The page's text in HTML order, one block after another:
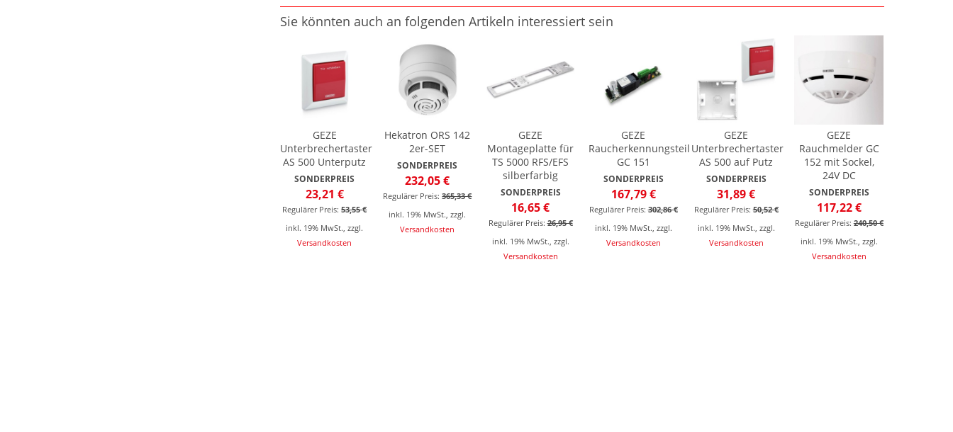
Sie könnten auch an folgenden Artikeln interessiert sein
GEZE
Unterbrechertaster
AS 500 Unterputz
SONDERPREIS
23,21 €
Regulärer Preis: 53,55 €
inkl. 19% MwSt. ,zzgl.
Versandkosten
Hekatron ORS 142
2er-SET
SONDERPREIS
232,05 €
Regulärer Preis: 365,33 €
inkl. 19% MwSt. ,zzgl.
Versandkosten
GEZE
Montageplatte für
TS 5000 RFS/EFS
silberfarbig
SONDERPREIS
16,65 €
Regulärer Preis: 26,95 €
inkl. 19% MwSt. zzgl.
Versandkosten
GEZE
Raucherkennungsteil
GC 151
SONDERPREIS
167,79 €
Regulärer Preis: 302,86 €
inkl. 19% MwSt. zzgl.
Versandkosten
GEZE
Unterbrechertaster
AS 500 auf Putz
SONDERPREIS
31,89 €
Regulärer Preis: 50,52 €
inkl. 19% MwSt. zzgl.
Versandkosten
GEZE
Rauchmelder GC
152 mit Sockel,
24V DC
SONDERPREIS
117,22 €
Regulärer Preis: 240,50 €
inkl. 19% MwSt. zzgl.
Versandkosten